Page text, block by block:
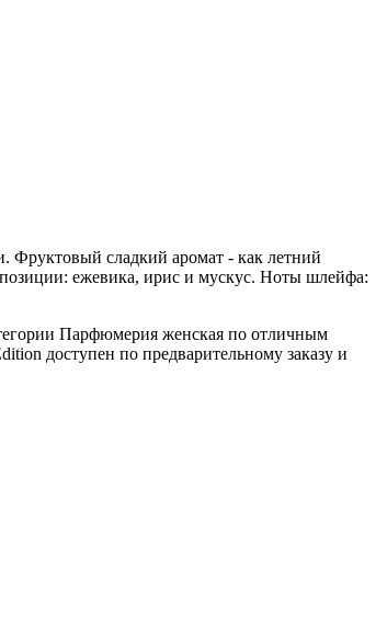
Фруктовый сладкий аромат - как летний
ежевика, ирис и мускус. Ноты шлейфа:
Парфюмерия женская по отличным
доступен по предварительному заказу и